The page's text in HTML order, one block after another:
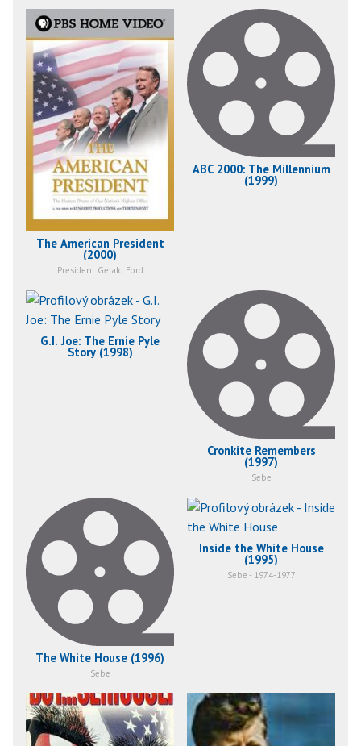
The American President
(2000)
President Gerald Ford
ABC 2000: The Millennium
(1999)
G.I. Joe: The Ernie Pyle
Story (1998)
Cronkite Remembers
(1997)
Sebe
The White House (1996)
Sebe
Inside the White House
(1995)
Sebe - 1974-1977